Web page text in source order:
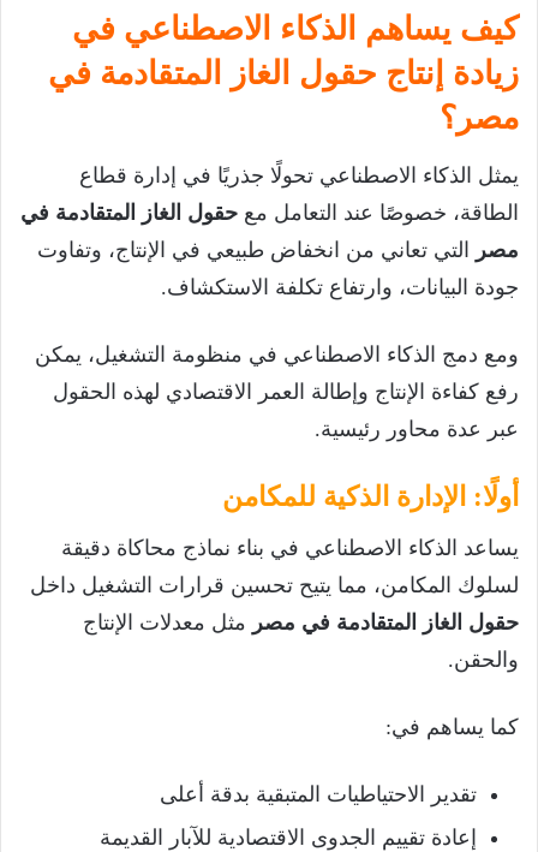
كيف يساهم الذكاء الاصطناعي في
زيادة إنتاج حقول الغاز المتقادمة في
مصر؟
يمثل الذكاء الاصطناعي تحولًا جذريًا في إدارة قطاع
الطاقة، خصوصًا عند التعامل مع حقول الغاز المتقادمة في
مصر التي تعاني من انخفاض طبيعي في الإنتاج، وتفاوت
جودة البيانات، وارتفاع تكلفة الاستكشاف.
ومع دمج الذكاء الاصطناعي في منظومة التشغيل، يمكن
رفع كفاءة الإنتاج وإطالة العمر الاقتصادي لهذه الحقول
عبر عدة محاور رئيسية.
أولًا: الإدارة الذكية للمكامن
يساعد الذكاء الاصطناعي في بناء نماذج محاكاة دقيقة
لسلوك المكامن، مما يتيح تحسين قرارات التشغيل داخل
حقول الغاز المتقادمة في مصر مثل معدلات الإنتاج
والحقن.
كما يساهم في:
تقدير الاحتياطيات المتبقية بدقة أعلى
إعادة تقييم الجدوى الاقتصادية للآبار القديمة